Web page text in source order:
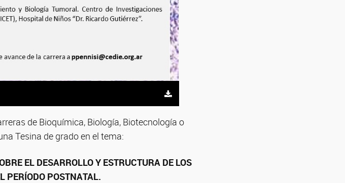
de Bioquímica, Biología, Biotecnología o
Tesina de grado en el tema:
EL DESARROLLO Y ESTRUCTURA DE LOS
PERÍODO POSTNATAL.